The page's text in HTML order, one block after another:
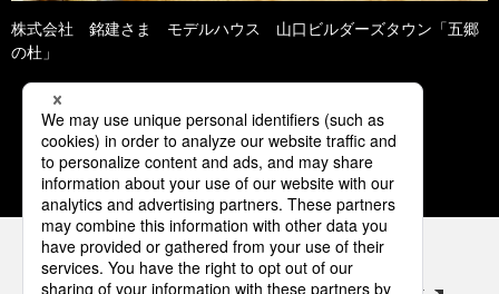
株式会社 銘建さま モデルハウス 山口ビルダーズタウン「五郷
の杜」
1 2 3 4 5
パナソニックの電気設備 SNSアカウント